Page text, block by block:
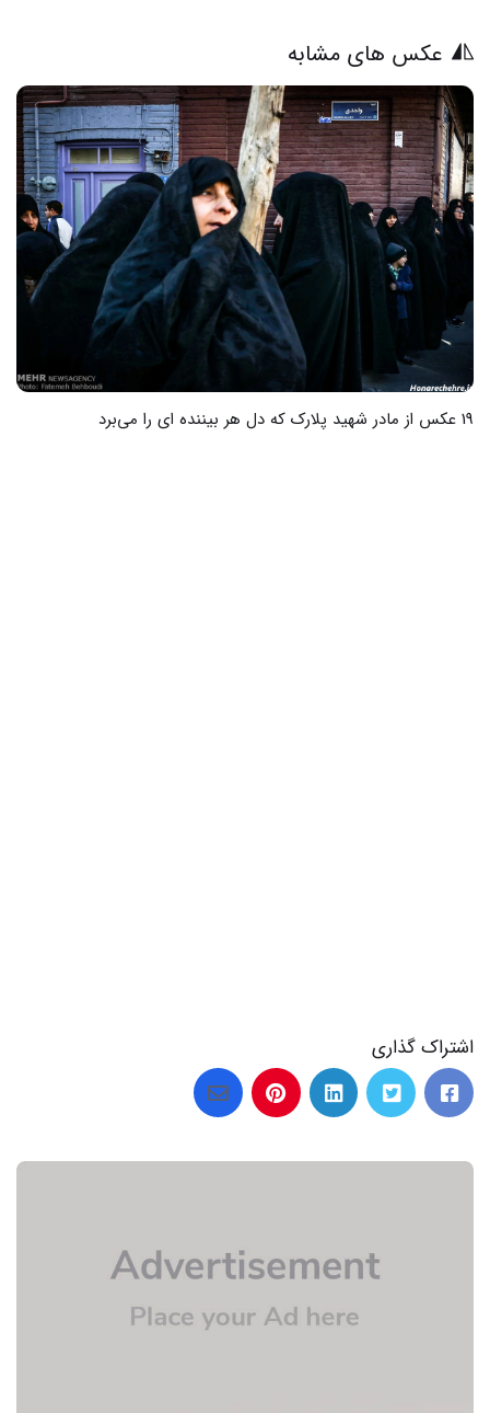
عکس های مشابه
19 عکس از مادر شهید پلارک که دل هر بیننده ای را می‌برد
اشتراک گذاری